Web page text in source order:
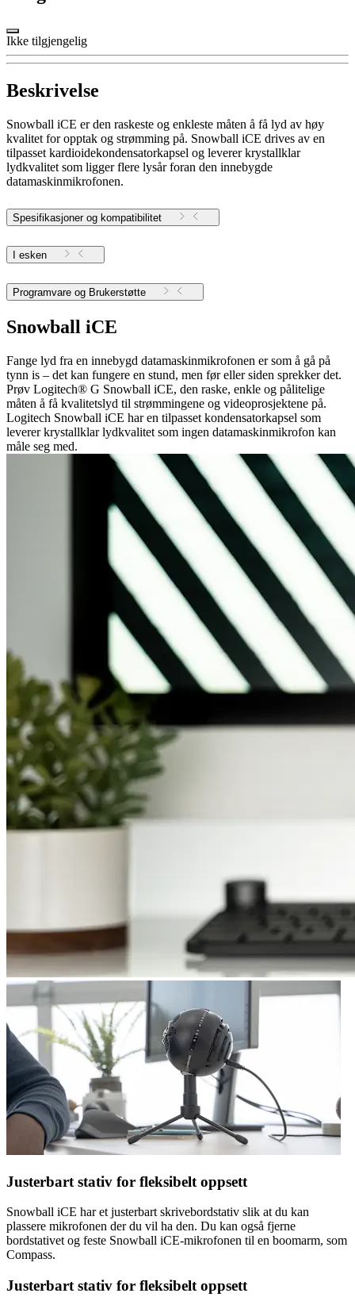
Ikke tilgjengelig
Beskrivelse
Snowball iCE er den raskeste og enkleste måten å få lyd av høy
kvalitet for opptak og strømming på. Snowball iCE drives av en
tilpasset kardioidekondensatorkapsel og leverer krystallklar
lydkvalitet som ligger flere lysår foran den innebygde
datamaskinmikrofonen.
Spesifikasjoner og kompatibilitet
I esken
Programvare og Brukerstøtte
Snowball iCE
Fange lyd fra en innebygd datamaskinmikrofonen er som å gå på
tynn is – det kan fungere en stund, men før eller siden sprekker det.
Prøv Logitech® G Snowball iCE, den raske, enkle og pålitelige
måten å få kvalitetslyd til strømmingene og videoprosjektene på.
Logitech Snowball iCE har en tilpasset kondensatorkapsel som
leverer krystallklar lydkvalitet som ingen datamaskinmikrofon kan
måle seg med.
Justerbart stativ for fleksibelt oppsett
Snowball iCE har et justerbart skrivebordstativ slik at du kan
plassere mikrofonen der du vil ha den. Du kan også fjerne
bordstativet og feste Snowball iCE-mikrofonen til en boomarm, som
Compass.
Justerbart stativ for fleksibelt oppsett